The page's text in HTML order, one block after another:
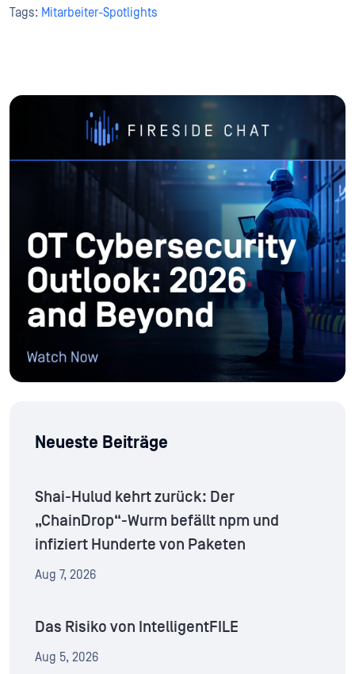
Tags: Mitarbeiter-Spotlights
Neueste Beiträge
Shai-Hulud kehrt zurück: Der
„ChainDrop“-Wurm befällt npm und
infiziert Hunderte von Paketen
Aug 7, 2026
Das Risiko von IntelligentFILE
Aug 5, 2026